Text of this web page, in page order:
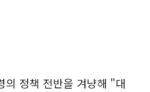
의 정책 전반을 겨냥해 "대